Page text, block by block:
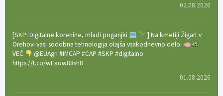
02.08.2026
[SKP: Digitalne korenine, mladi poganjki
] Na kmetiji Žigart v
Orehovi vasi sodobna tehnologija olajša vsakodnevno delo.
VEČ
@EUAgri #IMCAP #CAP #SKP #digitalno
https://t.co/wEaow88sh8
01.08.2026